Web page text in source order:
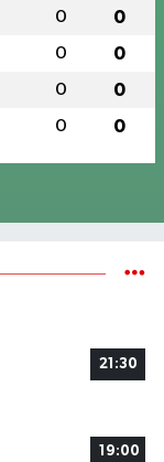
0 0
0 0
0 0
0 0
21:30
19:00